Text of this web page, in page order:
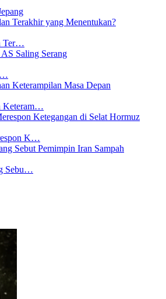
Ter…
Keteram…
K…
Sebu…